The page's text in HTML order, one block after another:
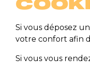
Si vous déposez
votre confort afin
Si vous vous